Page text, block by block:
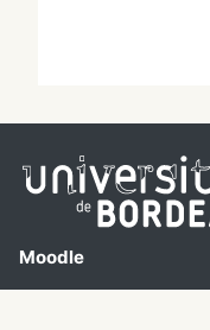
Moodle